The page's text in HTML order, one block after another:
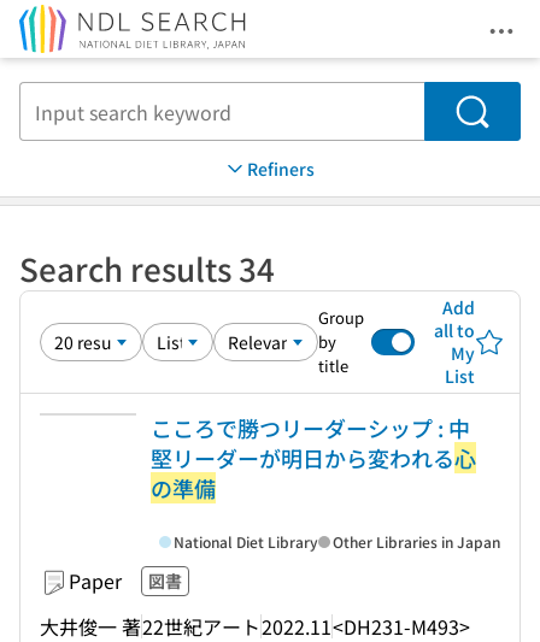
Search
Refiners
Search results 34
Group
by
title
Add
all to
My
List
こころで勝つリーダーシップ : 中
堅リーダーが明日から変われる心
の準備
Paper 図書
大井俊一 著22世紀アート2022.11<DH231-M493>
National Diet Library Other Libraries in Japan